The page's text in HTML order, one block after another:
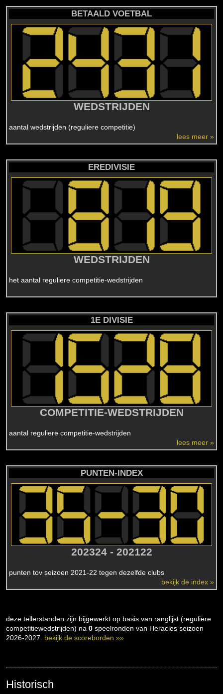
BETAALD VOETBAL
WEDSTRIJDEN
aantal wedstrijden (reguliere competitie)
lees meer »
EREDIVISIE
WEDSTRIJDEN
het aantal reguliere competitie-wedstrijden
1E DIVISIE
COMPETITIE-WEDSTRIJDEN
aantal reguliere competitie-wedstrijden
lees meer »
PUNTEN-INDEX
202324 - 202122
punten tov seizoen 2021-22 tegen dezelfde clubs
bekijk de index »
deze tellerstanden zijn bijgewerkt op basis van ranglijst (reguliere
competitiewedstrijden) na 0 speelronden van Heracles seizoen
2026-2027. bekijk de scoreborden »»
Historisch